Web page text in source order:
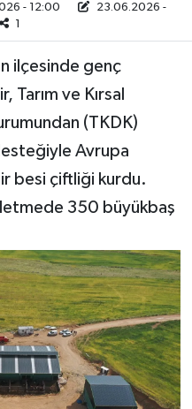
- 12:00
23.06.2026 -
1
ilçesinde genç
ve Kırsal
(TKDK)
Avrupa
besi çiftliği kurdu.
350 büyükbaş